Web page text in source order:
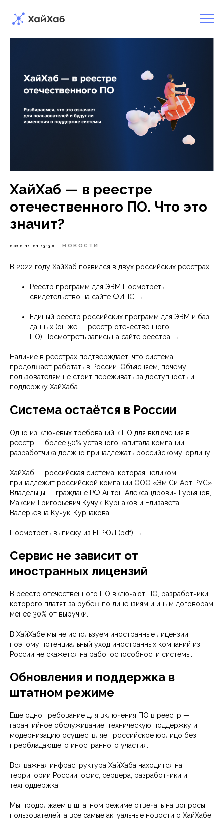
ХайХаб — в реестре
отечественного ПО. Что это
значит?
2022-11-21 13:38 НОВОСТИ
В 2022 году ХайХаб появился в двух российских реестрах:
Реестр программ для ЭВМ Посмотреть
свидетельство на сайте ФИПС →
Единый реестр российских программ для ЭВМ и баз
данных (он же — реестр отечественного
ПО) Посмотреть запись на сайте реестра →
Наличие в реестрах подтверждает, что система
продолжает работать в России. Объясняем, почему
пользователям не стоит переживать за доступность и
поддержку ХайХаба.
Система остаётся в России
Одно из ключевых требований к ПО для включения в
реестр — более 50% уставного капитала компании-
разработчика должно принадлежать российскому юрлицу.
ХайХаб — российская система, которая целиком
принадлежит российской компании ООО «Эм Си Арт РУС».
Владельцы — граждане РФ Антон Александрович Гурьянов,
Максим Григорьевич Кучук-Курнаков и Елизавета
Валерьевна Кучук-Курнакова.
Посмотреть выписку из ЕГРЮЛ (pdf) →
Сервис не зависит от
иностранных лицензий
В реестр отечественного ПО включают ПО, разработчики
которого платят за рубеж по лицензиям и иным договорам
менее 30% от выручки.
В ХайХабе мы не используем иностранные лицензии,
поэтому потенциальный уход иностранных компаний из
России не скажется на работоспособности системы.
Обновления и поддержка в
штатном режиме
Еще одно требование для включения ПО в реестр —
гарантийное обслуживание, техническую поддержку и
модернизацию осуществляет российское юрлицо без
преобладающего иностранного участия.
Вся важная инфраструктура ХайХаба находится на
территории России: офис, сервера, разработчики и
техподдержка.
Мы продолжаем в штатном режиме отвечать на вопросы
пользователей, а все самые актуальные новости о ХайХабе